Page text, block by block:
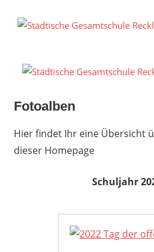
Inhalt
Fotoalben
Hier findet Ihr eine Übersicht
dieser Homepage
Schuljahr